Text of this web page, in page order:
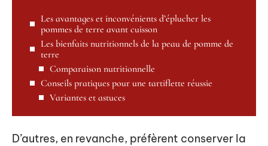
Les avantages et inconvénients d’éplucher les
pommes de terre avant cuisson
Les bienfaits nutritionnels de la peau de pomme de
terre
Comparaison nutritionnelle
Conseils pratiques pour une tartiflette réussie
Variantes et astuces
D’autres, en revanche, préfèrent conserver la